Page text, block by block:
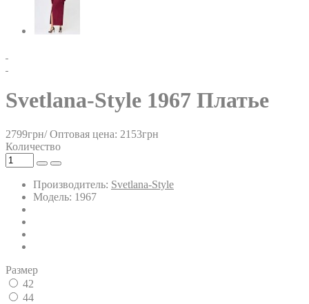
Svetlana-Style 1967 Платье
2799грн/ Оптовая цена: 2153грн
Количество
Производитель: Svetlana-Style
Модель: 1967
Размер
42
44